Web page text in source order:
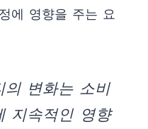
에 영향을 주는 요
의 변화는 소비
지속적인 영향